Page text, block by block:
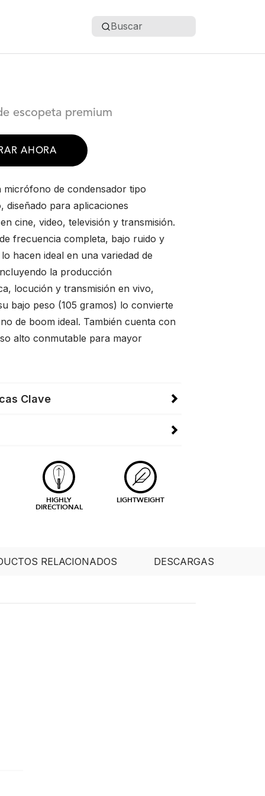
Buscar
escopeta premium
AHORA
micrófono de condensador tipo
diseñado para aplicaciones
cine, video, televisión y transmisión.
frecuencia completa, bajo ruido y
hacen ideal en una variedad de
la producción
locución y transmisión en vivo,
bajo peso (105 gramos) lo convierte
de boom ideal. También cuenta con
alto conmutable para mayor
Clave
HIGHLY
DIRECTIONAL
LIGHTWEIGHT
RELACIONADOS DESCARGAS